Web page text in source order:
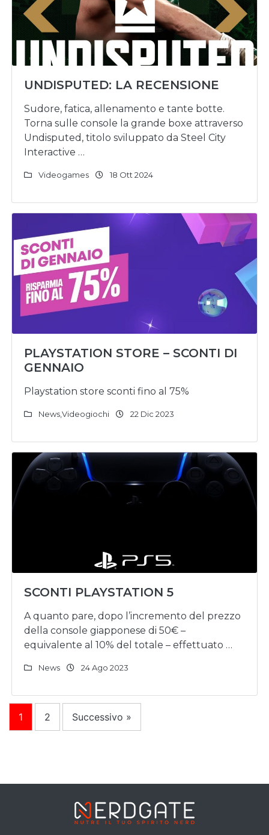
UNDISPUTED: LA RECENSIONE
Sudore, fatica, allenamento e tante botte.
Torna sulle console la grande boxe attraverso
Undisputed, titolo sviluppato da Steel City
Interactive …
Videogames 18 Ott 2024
PLAYSTATION STORE – SCONTI DI
GENNAIO
Playstation store sconti fino al 75%
NewsVideogiochi 22 Dic 2023
SCONTI PLAYSTATION 5
A quanto pare, dopo l’incremento del prezzo
della console giapponese di 50€ –
equivalente al 10% del totale – effettuato …
News 24 Ago 2023
1 2 Successivo »